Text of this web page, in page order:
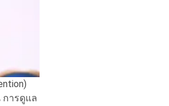
การดูแล